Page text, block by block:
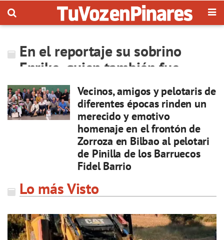
En el reportaje su sobrino
Enrike, quien también fue
pelota
Vecinos, amigos y pelotaris de
diferentes épocas rinden un
merecido y emotivo
homenaje en el frontón de
Zorroza en Bilbao al pelotari
de Pinilla de los Barruecos
Fidel Barrio
Lo más Visto